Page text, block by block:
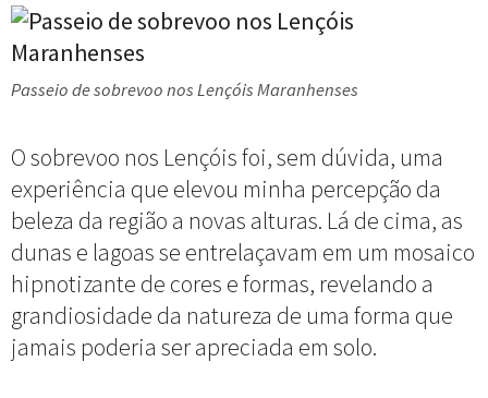
Passeio de sobrevoo nos Lençóis Maranhenses
O sobrevoo nos Lençóis foi, sem dúvida, uma
experiência que elevou minha percepção da
beleza da região a novas alturas. Lá de cima, as
dunas e lagoas se entrelaçavam em um mosaico
hipnotizante de cores e formas, revelando a
grandiosidade da natureza de uma forma que
jamais poderia ser apreciada em solo.